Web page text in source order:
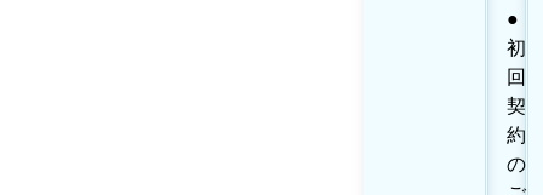
●
初
回
契
約
の